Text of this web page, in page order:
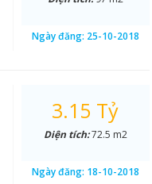
Ngày đăng: 25-10-2018
3.15 Tỷ
Diện tích:72.5 m2
Ngày đăng: 18-10-2018